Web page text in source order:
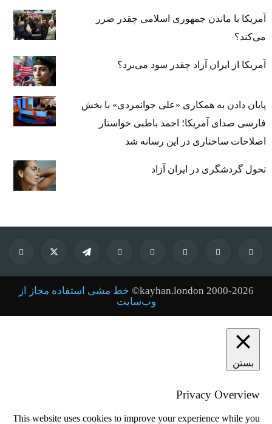
آمریکا با ماندن جمهوری اسلامی چقدر ضرر
می‌کند؟
آمریکا از ایران آزاد چقدر سود می‌برد؟
پایان دادن به همکاری «علی جوانمردی» با بخش
فارسی صدای آمریکا؛ احمد باطبی خواستار
اصلاحات ساختاری در این رسانه شد
تحول گردشگری در ایران آزاد
kayhan.london 2000-2026©
خط مشی استفاده مجاز از
وب‌سایت
بستن
Privacy Overview
This website uses cookies to improve your experience while you